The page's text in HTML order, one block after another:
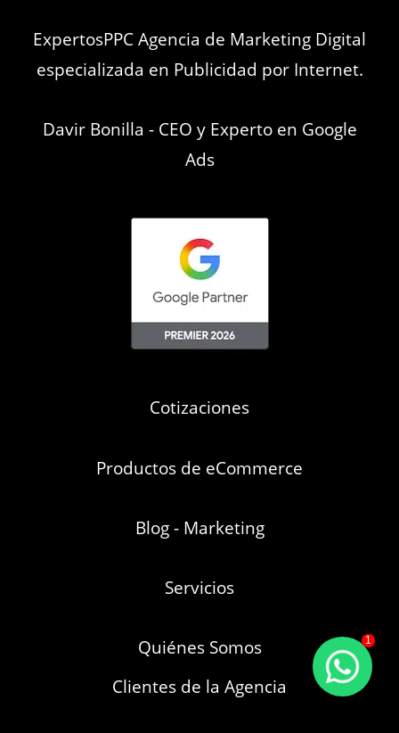
ExpertosPPC Agencia de Marketing Digital
especializada en Publicidad por Internet.
Davir Bonilla - CEO y Experto en Google
Ads
Cotizaciones
Productos de eCommerce
Blog - Marketing
Servicios
Quiénes Somos
Clientes de la Agencia
1